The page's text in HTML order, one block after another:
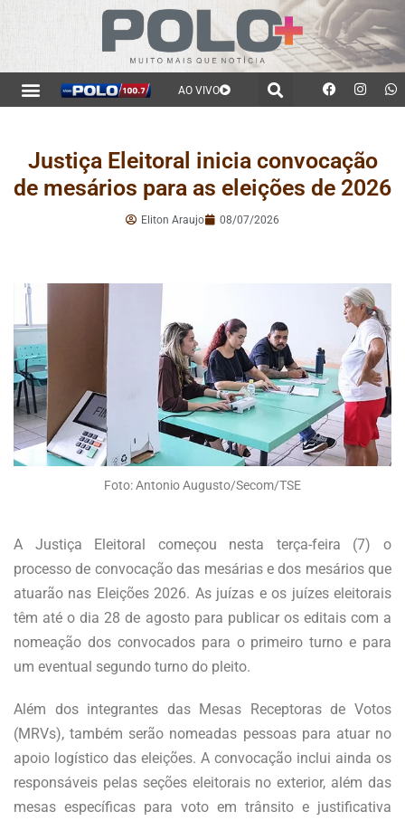
AO VIVO
Justiça Eleitoral inicia convocação
de mesários para as eleições de 2026
Eliton Araujo 08/07/2026
Foto: Antonio Augusto/Secom/TSE
A Justiça Eleitoral começou nesta terça-feira (7) o
processo de convocação das mesárias e dos mesários que
atuarão nas Eleições 2026. As juízas e os juízes eleitorais
têm até o dia 28 de agosto para publicar os editais com a
nomeação dos convocados para o primeiro turno e para
um eventual segundo turno do pleito.
Além dos integrantes das Mesas Receptoras de Votos
(MRVs), também serão nomeadas pessoas para atuar no
apoio logístico das eleições. A convocação inclui ainda os
responsáveis pelas seções eleitorais no exterior, além das
mesas específicas para voto em trânsito e justificativa